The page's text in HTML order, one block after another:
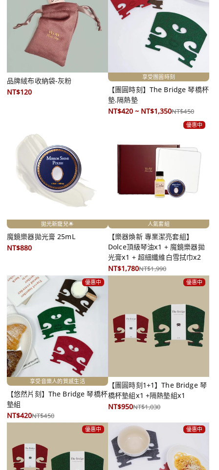
品牌絨布收納袋-灰粉
NT$120
享受團圓時刻
【團圓時刻】The Bridge 琴橋杯
墊.隔熱墊
NT$420 ~ NT$1,350NT$450
拋光新寵兒🌟
魔鏡樂器拋光膏 25mL
NT$880
優惠中
人氣套組
【樂器煥新 專業潔亮套組】
Dolce頂級琴油x1 + 魔鏡樂器拋
光膏x1 + 超細纖維白雪拭巾x2
NT$1,780NT$1,990
優惠中
享受音樂人的質感生活
【悠然片刻】The Bridge 琴橋杯
墊組
NT$420NT$450
優惠中
【團圓時刻1+1】The Bridge 琴
橋杯墊組x1 +隔熱墊組x1
NT$950NT$1,030
優惠中 優惠中